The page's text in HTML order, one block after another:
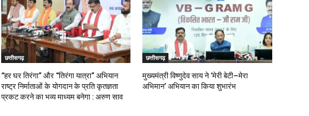
छत्तीसगढ़
“हर घर तिरंगा” और “तिरंगा यात्रा” अभियान
राष्ट्र निर्माताओं के योगदान के प्रति कृतज्ञता
प्रकट करने का भव्य माध्यम बनेगा : अरुण साव
छत्तीसगढ़
मुख्यमंत्री विष्णुदेव साय ने ‘मेरी बेटी–मेरा
अभिमान’ अभियान का किया शुभारंभ